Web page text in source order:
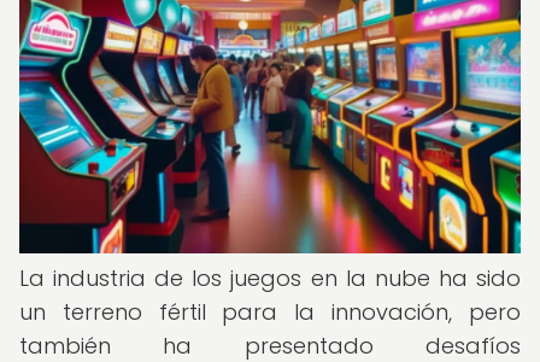
La industria de los juegos en la nube ha sido
un terreno fértil para la innovación, pero
también ha presentado desafíos